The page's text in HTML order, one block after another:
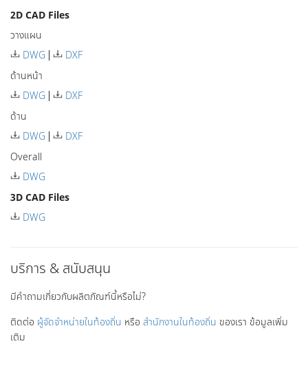
2D CAD Files
วางแผน
DWG
DXF
ด้านหน้า
DWG
DXF
ด้าน
DWG
DXF
Overall
DWG
3D CAD Files
DWG
บริการ & สนับสนุน
มีคำถามเกี่ยวกับผลิตภัณฑ์นี้หรือไม่?
ติดต่อ ผู้จัดจำหน่ายในท้องถิ่น หรือ สำนักงานในท้องถิ่น ของเรา ข้อมูลเพิ่ม
เติม